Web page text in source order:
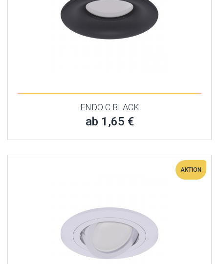
ENDO C BLACK
ab 1,65 €
AKTION